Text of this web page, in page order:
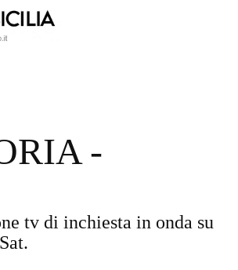
-
tv di inchiesta in onda su